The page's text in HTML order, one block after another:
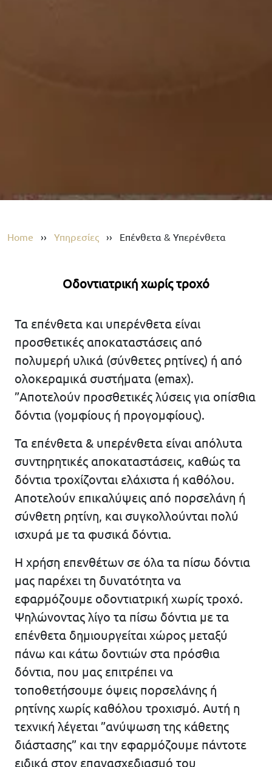
Home ›› Υπηρεσίες ›› Επένθετα & Υπερένθετα
Οδοντιατρική χωρίς τροχό
Τα επένθετα και υπερένθετα είναι
προσθετικές αποκαταστάσεις από
πολυμερή υλικά (σύνθετες ρητίνες) ή από
ολοκεραμικά συστήματα (emax).
”Αποτελούν προσθετικές λύσεις για οπίσθια
δόντια (γομφίους ή προγομφίους).
Τα επένθετα & υπερένθετα είναι απόλυτα
συντηρητικές αποκαταστάσεις, καθώς τα
δόντια τροχίζονται ελάχιστα ή καθόλου.
Αποτελούν επικαλύψεις από πορσελάνη ή
σύνθετη ρητίνη, και συγκολλούνται πολύ
ισχυρά με τα φυσικά δόντια.
Η χρήση επενθέτων σε όλα τα πίσω δόντια
μας παρέχει τη δυνατότητα να
εφαρμόζουμε οδοντιατρική χωρίς τροχό.
Ψηλώνοντας λίγο τα πίσω δόντια με τα
επένθετα δημιουργείται χώρος μεταξύ
πάνω και κάτω δοντιών στα πρόσθια
δόντια, που μας επιτρέπει να
τοποθετήσουμε όψεις πορσελάνης ή
ρητίνης χωρίς καθόλου τροχισμό. Αυτή η
τεχνική λέγεται ”ανύψωση της κάθετης
διάστασης” και την εφαρμόζουμε πάντοτε
ειδικά στον επανασχεδιασμό του